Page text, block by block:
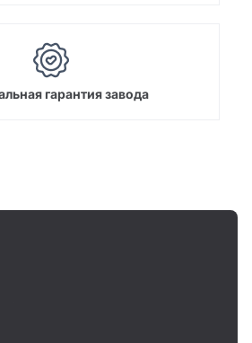
гарантия завода